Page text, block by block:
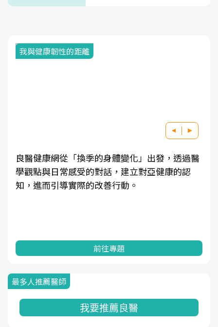
我與健康韌性的距離
良醫健康網從「換季的身體變化」出發，透過醫
學觀點與日常感受的對話，建立對亞健康的認
知，進而引導實際的改善行動。
前往專題
最多人推薦醫師
我要推薦良醫